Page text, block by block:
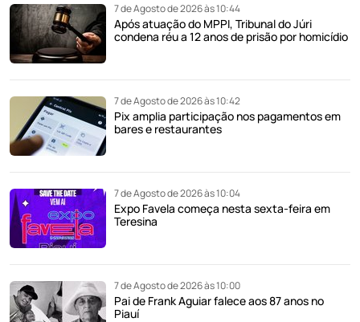
7 de Agosto de 2026 às 10:44
Após atuação do MPPI, Tribunal do Júri
condena réu a 12 anos de prisão por homicídio
7 de Agosto de 2026 às 10:42
Pix amplia participação nos pagamentos em
bares e restaurantes
7 de Agosto de 2026 às 10:04
Expo Favela começa nesta sexta-feira em
Teresina
7 de Agosto de 2026 às 10:00
Pai de Frank Aguiar falece aos 87 anos no
Piauí